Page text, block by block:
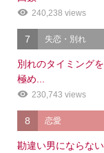
240,238 views
7 失恋・別れ
別れのタイミング
極め...
230,743 views
8 恋愛
勘違い男にならな